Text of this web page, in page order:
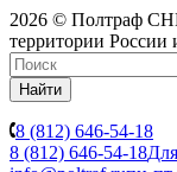
2026 © Полтраф
территории
Найти
8 (812) 646-54-18
8 (812) 646-54-18